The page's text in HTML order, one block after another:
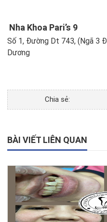
Nha Khoa Pari’s 9
Số 1, Đường Dt 743, (Ngã 3
Dương
Chia sẻ:
BÀI VIẾT LIÊN QUAN